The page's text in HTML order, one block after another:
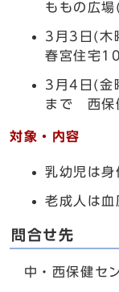
ももの広
3月3日(
春宮住宅
3月4日(
まで 西保
対象・内容
乳幼児は身
老成人は血
問合せ先
中・西保健セ